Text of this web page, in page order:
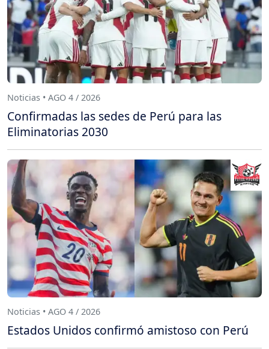
Noticias • AGO 4 / 2026
Confirmadas las sedes de Perú para las
Eliminatorias 2030
Noticias • AGO 4 / 2026
Estados Unidos confirmó amistoso con Perú